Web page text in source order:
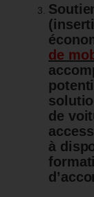
de
de
à